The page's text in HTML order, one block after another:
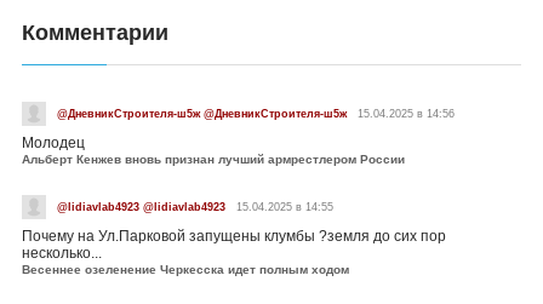
Комментарии
@ДневникСтроителя-ш5ж @ДневникСтроителя-ш5ж 15.04.2025 в 14:56
Молодец
Альберт Кенжев вновь признан лучший армрестлером России
@lidiavlab4923 @lidiavlab4923 15.04.2025 в 14:55
Почему на Ул.Парковой запущены клумбы ?земля до сих пор
несколько...
Весеннее озеленение Черкесска идет полным ходом